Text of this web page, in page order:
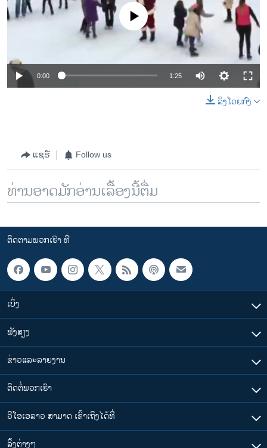
No media source currently available
0:00 1:25
ລິງໂດຍກົງ
ແຊຣ໌ Follow us
ທ່ານອາດມັກອ່ານເລື້ອງນີ້ຕື່ມ
ຕິດຕາມພວກເຮົາ ທີ່
ເບິ່ງ
ຟັງສຽງ
ຂ່າວແລະລາຍງານ
ຕິດຕໍ່ພວກເຮົາ
ວີໂອເອລາວ ສາມາດ ເຂົ້າເຖິງໄດ້ທີ່
​ລິ້ງ​ຕ່າງໆ